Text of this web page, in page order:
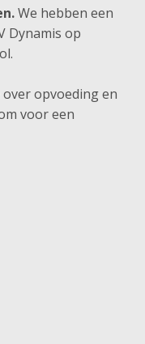
We hebben een
Dynamis op
opvoeding en
voor een